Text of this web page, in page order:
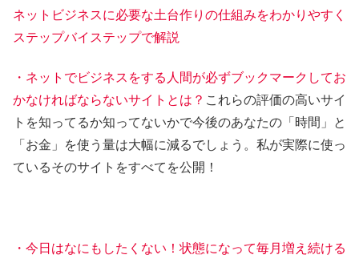
ネットビジネスに必要な土台作りの仕組みをわかりやすく
ステップバイステップで解説
・ネットでビジネスをする人間が必ずブックマークしてお
かなければならないサイトとは？ これらの評価の高いサイ
トを知ってるか知ってないかで今後のあなたの「時間」と
「お金」を使う量は大幅に減るでしょう。私が実際に使っ
ているそのサイトをすべてを公開！
・今日はなにもしたくない！状態になって毎月増え続ける